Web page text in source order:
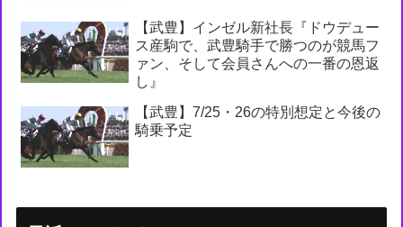
【武豊】インゼル新社長『ドウデュー
ス産駒で、武豊騎手で勝つのが競馬フ
ァン、そして会員さんへの一番の恩返
し』
【武豊】7/25・26の特別想定と今後の
騎乗予定